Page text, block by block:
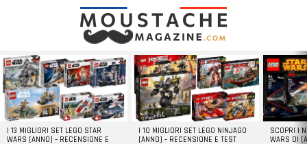
LATEST
STORIES
I 13 MIGLIORI SET LEGO STAR
WARS [ANNO] – RECENSIONE E
I 10 MIGLIORI SET LEGO NINJAGO
[ANNO] – RECENSIONE E TEST
SCOPRI I
WARS DI